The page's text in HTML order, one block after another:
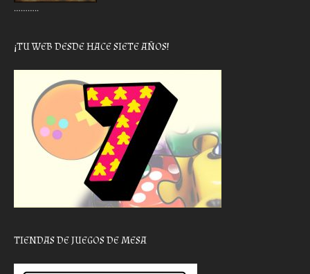
………..
¡TU WEB DESDE HACE SIETE AÑOS!
TIENDAS DE JUEGOS DE MESA